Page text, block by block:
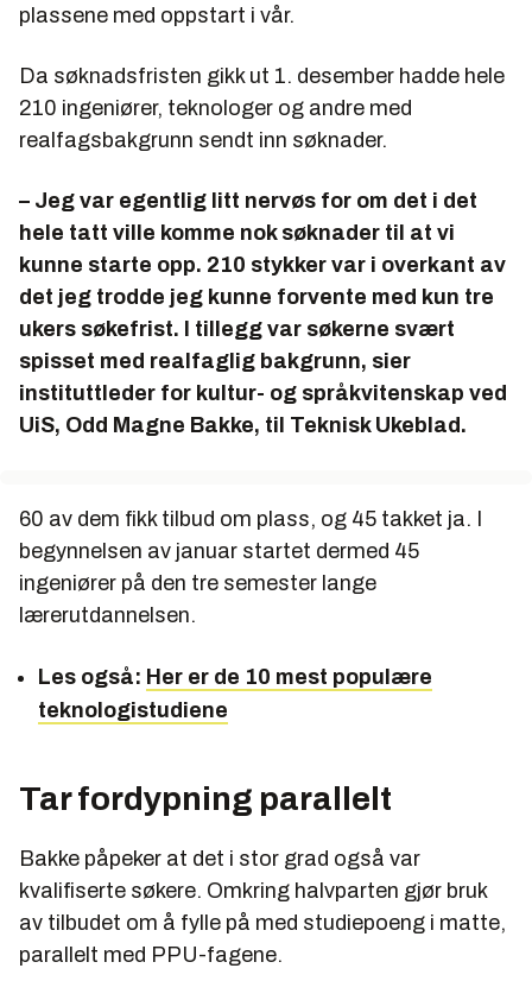
plassene med oppstart i vår.
Da søknadsfristen gikk ut 1. desember hadde hele
210 ingeniører, teknologer og andre med
realfagsbakgrunn sendt inn søknader.
– Jeg var egentlig litt nervøs for om det i det
hele tatt ville komme nok søknader til at vi
kunne starte opp. 210 stykker var i overkant av
det jeg trodde jeg kunne forvente med kun tre
ukers søkefrist. I tillegg var søkerne svært
spisset med realfaglig bakgrunn, sier
instituttleder for kultur- og språkvitenskap ved
UiS, Odd Magne Bakke, til Teknisk Ukeblad.
60 av dem fikk tilbud om plass, og 45 takket ja. I
begynnelsen av januar startet dermed 45
ingeniører på den tre semester lange
lærerutdannelsen.
Les også: Her er de 10 mest populære
teknologistudiene
Tar fordypning parallelt
Bakke påpeker at det i stor grad også var
kvalifiserte søkere. Omkring halvparten gjør bruk
av tilbudet om å fylle på med studiepoeng i matte,
parallelt med PPU-fagene.